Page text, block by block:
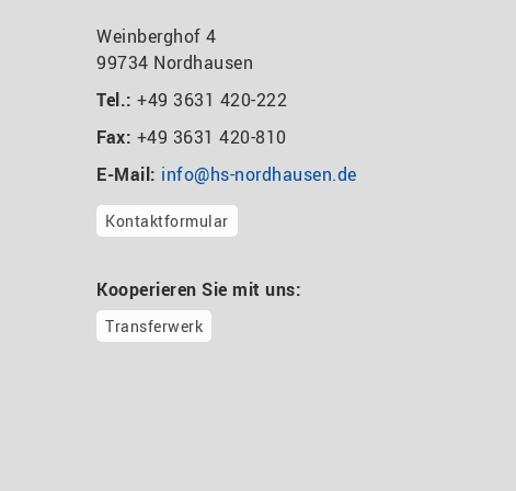
Weinberghof 4
99734 Nordhausen
Tel.: +49 3631 420-222
Fax: +49 3631 420-810
E-Mail: info@hs-nordhausen.de
Kontaktformular
Kooperieren Sie mit uns:
Transferwerk